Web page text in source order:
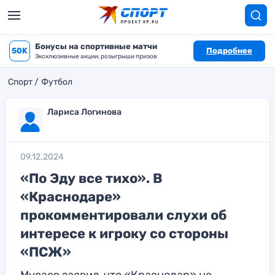
50K Бонусы на спортивные матчи
Эксклюзивные акции, розыгрыши призов
Подробнее
Спорт Футбол
Лариса Логинова
09.12.2024
«По Эду все тихо». В
«Краснодаре»
прокомментировали слухи об
интересе к игроку со стороны
«ПСЖ»